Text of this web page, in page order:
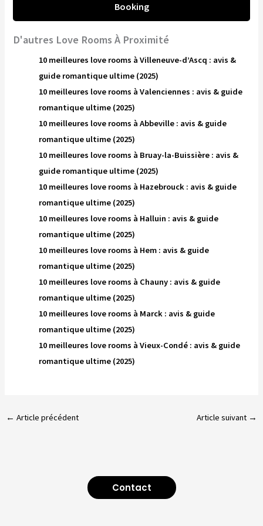
Booking
D'autres Love Rooms À Proximité
10 meilleures love rooms à Villeneuve-d’Ascq : avis &
guide romantique ultime (2025)
10 meilleures love rooms à Valenciennes : avis & guide
romantique ultime (2025)
10 meilleures love rooms à Abbeville : avis & guide
romantique ultime (2025)
10 meilleures love rooms à Bruay-la-Buissière : avis &
guide romantique ultime (2025)
10 meilleures love rooms à Hazebrouck : avis & guide
romantique ultime (2025)
10 meilleures love rooms à Halluin : avis & guide
romantique ultime (2025)
10 meilleures love rooms à Hem : avis & guide
romantique ultime (2025)
10 meilleures love rooms à Chauny : avis & guide
romantique ultime (2025)
10 meilleures love rooms à Marck : avis & guide
romantique ultime (2025)
10 meilleures love rooms à Vieux-Condé : avis & guide
romantique ultime (2025)
← Article précédent Article suivant →
Contact